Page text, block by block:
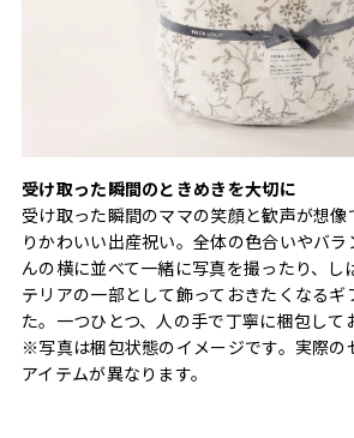
受け取った瞬間のときめきを大切に
受け取った瞬間のママの笑顔と歓声が想像
りかわいい出産祝い。全体の色合いやバ
んの横に並べて一緒に写真を撮ったり、し
テリアの一部として飾っておきたくなるギ
た。一つひとつ、人の手で丁寧に梱包して
※写真は梱包状態のイメージです。実際の
アイテムが異なります。